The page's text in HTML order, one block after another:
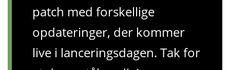
patch med forskellige
opdateringer, der kommer
live i lanceringsdagen. Tak for